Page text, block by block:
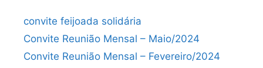
convite feijoada solidária
Convite Reunião Mensal – Maio/2024
Convite Reunião Mensal – Fevereiro/2024